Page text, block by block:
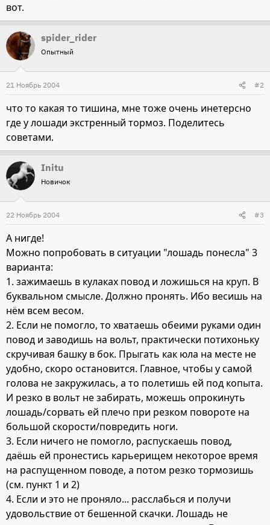
вот.
spider_rider
Опытный
21 Ноябрь 2004 #2
что то какая то тишина, мне тоже очень инетерсно
где у лошади экстренный тормоз. Поделитесь
советами.
Initu
Новичок
22 Ноябрь 2004 #3
А нигде!
Можно попробовать в ситуации "лошадь понесла" 3
варианта:
1. зажимаешь в кулаках повод и ложишься на круп. В
буквальном смысле. Должно пронять. Ибо весишь на
нём всем весом.
2. Если не помогло, то хватаешь обеими руками один
повод и заводишь на вольт, практически потихоньку
скручивая башку в бок. Прыгать как юла на месте не
удобно, скоро остановится. Главное, чтобы у самой
голова не закружилась, а то полетишь ей под копыта.
И резко в вольт не забирать, можешь опрокинуть
лошадь/сорвать ей плечо при резком повороте на
большой скорости/повредить ноги.
3. Если ничего не помогло, распускаешь повод,
даёшь ей пронестись карьерищем некоторое время
на распущенном поводе, а потом резко тормозишь
(см. пункт 1 и 2)
4. Если и это не проняло... расслабься и получи
удовольствие от бешенной скачки. Лошадь не